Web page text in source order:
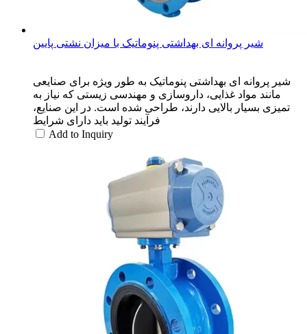
شیر پروانه ای بهداشتی پنوماتیک با میزان نشتی پایین
شیر پروانه ای بهداشتی پنوماتیک به طور ویژه برای صنایعی
مانند مواد غذایی، داروسازی و مهندسی زیستی که نیاز به
تمیزی بسیار بالایی دارند، طراحی شده است. در این صنایع،
فرآیند تولید باید دارای شرایط
Add to Inquiry